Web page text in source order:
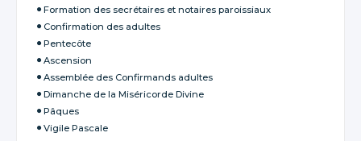
Formation des secrétaires et notaires paroissiaux
Confirmation des adultes
Pentecôte
Ascension
Assemblée des Confirmands adultes
Dimanche de la Miséricorde Divine
Pâques
Vigile Pascale